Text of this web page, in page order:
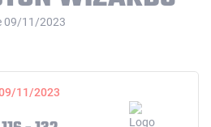
09/11/2023
11/2023